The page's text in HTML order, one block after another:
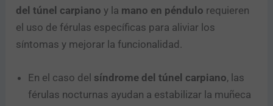
del túnel carpiano y la mano en péndulo requieren
el uso de férulas específicas para aliviar los
síntomas y mejorar la funcionalidad.
En el caso del síndrome del túnel carpiano, las
férulas nocturnas ayudan a estabilizar la muñeca